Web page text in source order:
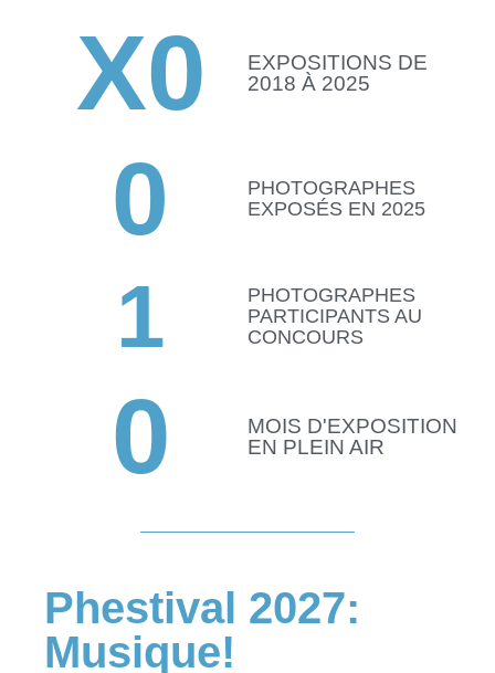
EXPOSITIONS DE
2018 À 2025
X0
PHOTOGRAPHES
EXPOSÉS EN 2025
0
PHOTOGRAPHES
PARTICIPANTS AU
CONCOURS
1
MOIS D'EXPOSITION
EN PLEIN AIR
0
Phestival 2027:
Musique!